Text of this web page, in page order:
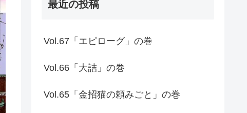
最近の投稿
Vol.67「エピローグ」の巻
Vol.66「大詰」の巻
Vol.65「金招猫の頼みごと」の巻